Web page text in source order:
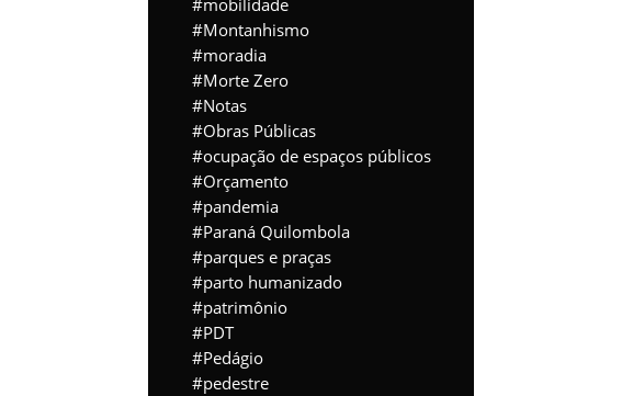
mobilidade
Montanhismo
moradia
Morte Zero
Notas
Obras Públicas
ocupação de espaços públicos
Orçamento
pandemia
Paraná Quilombola
parques e praças
parto humanizado
patrimônio
PDT
Pedágio
pedestre